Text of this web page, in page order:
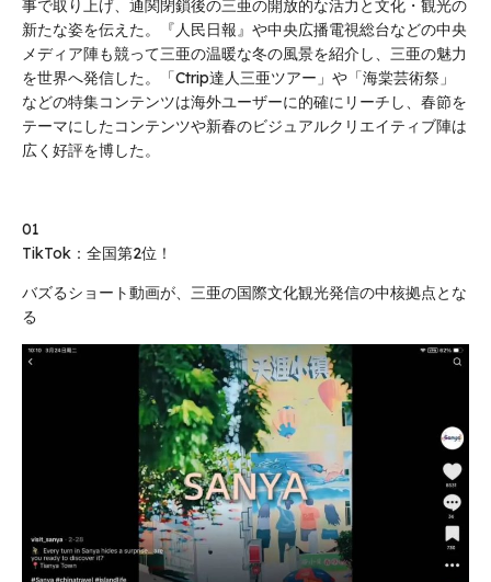
事で取り上げ、通関閉鎖後の三亜の開放的な活力と文化・観光の
新たな姿を伝えた。『人民日報』や中央広播電視総台などの中央
メディア陣も競って三亜の温暖な冬の風景を紹介し、三亜の魅力
を世界へ発信した。「Ctrip達人三亜ツアー」や「海棠芸術祭」
などの特集コンテンツは海外ユーザーに的確にリーチし、春節を
テーマにしたコンテンツや新春のビジュアルクリエイティブ陣は
広く好評を博した。
01
TikTok：全国第2位！
バズるショート動画が、三亜の国際文化観光発信の中核拠点とな
る